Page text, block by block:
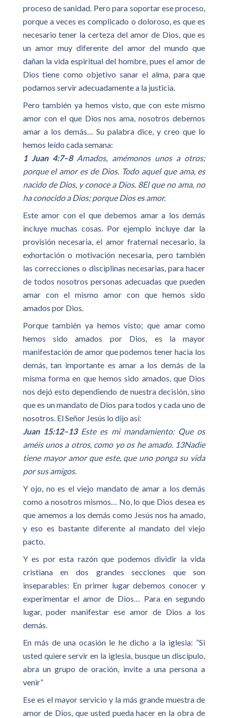
proceso de sanidad. Pero para soportar ese proceso,
porque a veces es complicado o doloroso, es que es
necesario tener la certeza del amor de Dios, que es
un amor muy diferente del amor del mundo que
dañan la vida espiritual del hombre, pues el amor de
Dios tiene como objetivo sanar el alma, para que
podamos servir adecuadamente a la justicia.
Pero también ya hemos visto, que con este mismo
amor con el que Dios nos ama, nosotros debemos
amar a los demás… Su palabra dice, y creo que lo
hemos leído cada semana:
1 Juan 4:7–8 Amados, amémonos unos a otros;
porque el amor es de Dios. Todo aquel que ama, es
nacido de Dios, y conoce a Dios. 8El que no ama, no
ha conocido a Dios; porque Dios es amor.
Este amor con el que debemos amar a los demás
incluye muchas cosas. Por ejemplo incluye dar la
provisión necesaria, el amor fraternal necesario, la
exhortación o motivación necesaria, pero también
las correcciones o disciplinas necesarias, para hacer
de todos nosotros personas adecuadas que pueden
amar con el mismo amor con que hemos sido
amados por Dios.
Porque también ya hemos visto; que amar como
hemos sido amados por Dios, es la mayor
manifestación de amor que podemos tener hacia los
demás, tan importante es amar a los demás de la
misma forma en que hemos sido amados, que Dios
nos dejó esto dependiendo de nuestra decisión, sino
que es un mandato de Dios para todos y cada uno de
nosotros. El Señor Jesús lo dijo así:
Juan 15:12–13 Este es mi mandamiento: Que os
améis unos a otros, como yo os he amado. 13Nadie
tiene mayor amor que este, que uno ponga su vida
por sus amigos.
Y ojo, no es el viejo mandato de amar a los demás
como a nosotros mismos… No, lo que Dios desea es
que amemos a los demás como Jesús nos ha amado,
y eso es bastante diferente al mandato del viejo
pacto.
Y es por esta razón que podemos dividir la vida
cristiana en dos grandes secciones que son
inseparables: En primer lugar debemos conocer y
experimentar el amor de Dios… Para en segundo
lugar, poder manifestar ese amor de Dios a los
demás.
En más de una ocasión le he dicho a la iglesia: ”Si
usted quiere servir en la iglesia, busque un discípulo,
abra un grupo de oración, invite a una persona a
venir”
Ese es el mayor servicio y la más grande muestra de
amor de Dios, que usted pueda hacer en la obra de